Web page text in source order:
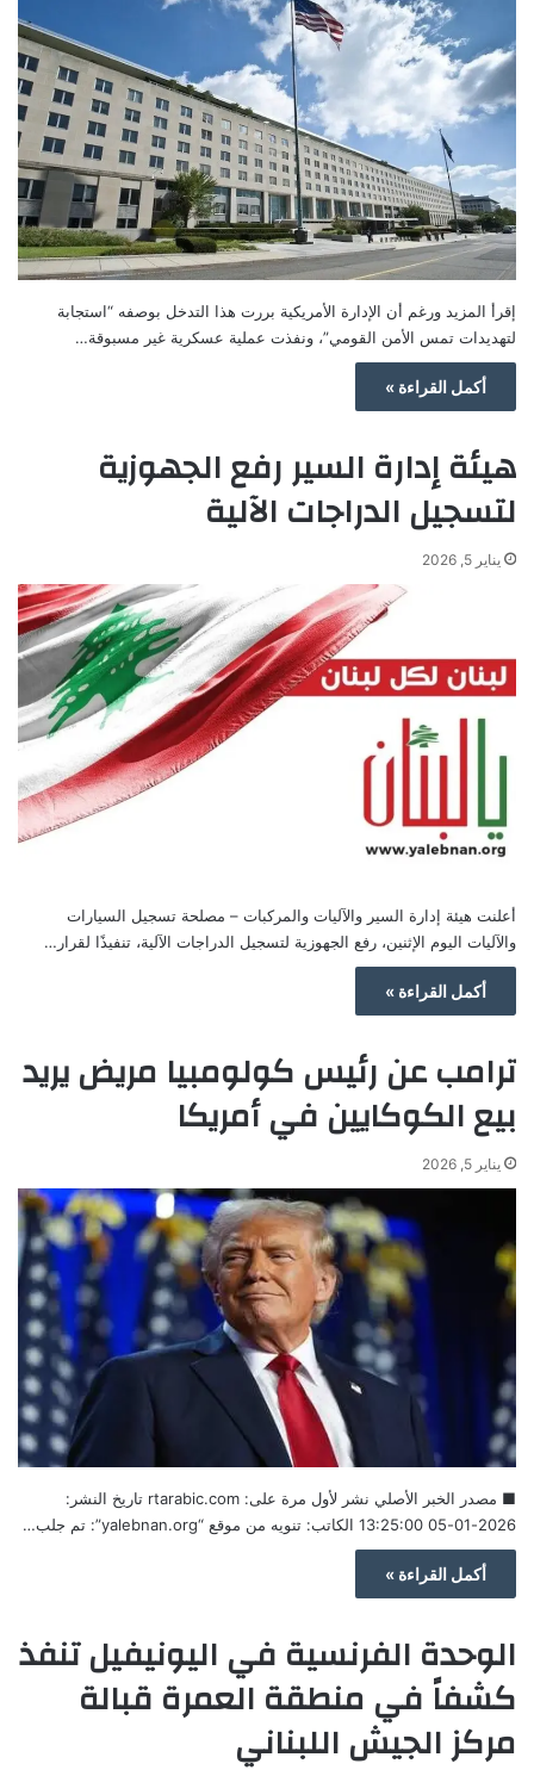
إقرأ المزيد ورغم أن الإدارة الأمريكية بررت هذا التدخل بوصفه “استجابة
لتهديدات تمس الأمن القومي”، ونفذت عملية عسكرية غير مسبوقة…
أكمل القراءة »
هيئة إدارة السير رفع الجهوزية
لتسجيل الدراجات الآلية
يناير 5, 2026
أعلنت هيئة إدارة السير والآليات والمركبات – مصلحة تسجيل السيارات
والآليات اليوم الإثنين، رفع الجهوزية لتسجيل الدراجات الآلية، تنفيذًا لقرار…
أكمل القراءة »
ترامب عن رئيس كولومبيا مريض يريد
بيع الكوكايين في أمريكا
يناير 5, 2026
■ مصدر الخبر الأصلي نشر لأول مرة على: rtarabic.com تاريخ النشر:
2026-01-05 13:25:00 الكاتب: تنويه من موقع “yalebnan.org”: تم جلب…
أكمل القراءة »
الوحدة الفرنسية في اليونيفيل تنفذ
كشفاً في منطقة العمرة قبالة
مركز الجيش اللبناني